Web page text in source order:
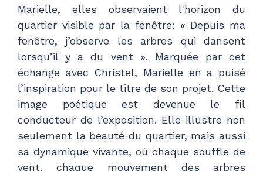
Marielle, elles observaient l'horizon du
quartier visible par la fenêtre: « Depuis ma
fenêtre, j’observe les arbres qui dansent
lorsqu’il y a du vent ». Marquée par cet
échange avec Christel, Marielle en a puisé
l’inspiration pour le titre de son projet. Cette
image poétique est devenue le fil
conducteur de l’exposition. Elle illustre non
seulement la beauté du quartier, mais aussi
sa dynamique vivante, où chaque souffle de
vent, chaque mouvement des arbres